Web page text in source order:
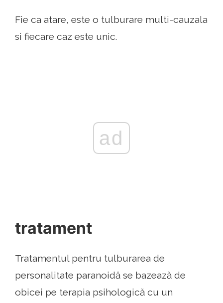
Fie ca atare, este o tulburare multi-cauzala
si fiecare caz este unic.
ad
tratament
Tratamentul pentru tulburarea de
personalitate paranoidă se bazează de
obicei pe terapia psihologică cu un